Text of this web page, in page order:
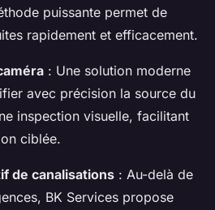
puissante permet de
rapidement et efficacement.
: Une solution moderne
avec précision la source du
inspection visuelle, facilitant
ciblée.
de canalisations : Au-delà de
BK Services propose